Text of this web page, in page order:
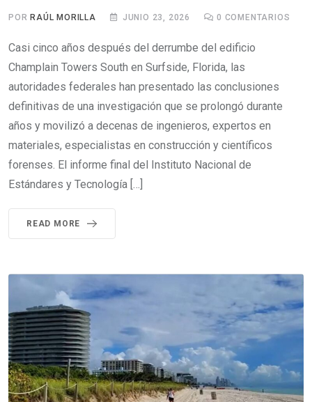
POR RAÚL MORILLA JUNIO 23, 2026 0 COMENTARIOS
Casi cinco años después del derrumbe del edificio
Champlain Towers South en Surfside, Florida, las
autoridades federales han presentado las conclusiones
definitivas de una investigación que se prolongó durante
años y movilizó a decenas de ingenieros, expertos en
materiales, especialistas en construcción y científicos
forenses. El informe final del Instituto Nacional de
Estándares y Tecnología […]
READ MORE